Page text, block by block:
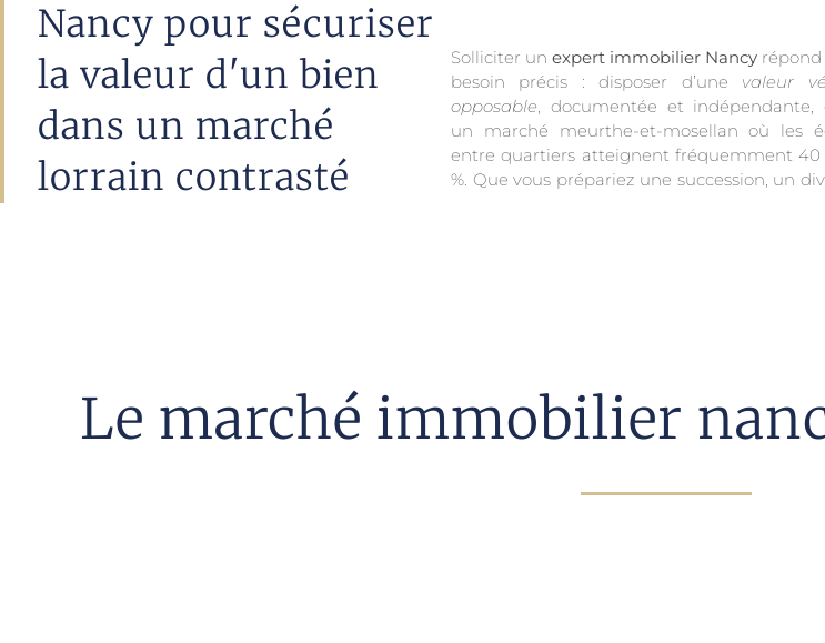
Nancy pour sécuriser
la valeur d'un bien
dans un marché
lorrain contrasté
Solliciter un expert immobilier Nancy
besoin précis : disposer d’une valeur
opposable, documentée et indépendante,
un marché meurthe-et-mosellan où les
entre quartiers atteignent fréquemment 40
%. Que vous prépariez une succession, un
Le marché immobilier